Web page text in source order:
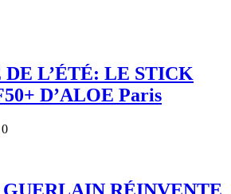
L’ÉTÉ: LE STICK
D’ALOE Paris
0